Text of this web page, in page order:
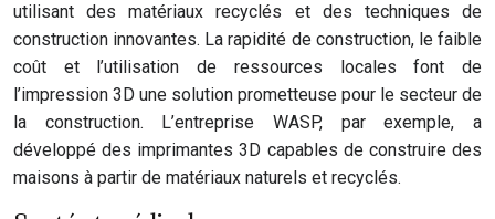
utilisant des matériaux recyclés et des techniques de
construction innovantes. La rapidité de construction, le faible
coût et l’utilisation de ressources locales font de
l’impression 3D une solution prometteuse pour le secteur de
la construction. L’entreprise WASP, par exemple, a
développé des imprimantes 3D capables de construire des
maisons à partir de matériaux naturels et recyclés.